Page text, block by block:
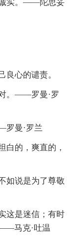
诚实。——陀思妥
良心的谴责。
。——罗曼·罗
罗曼·罗兰
白的，爽直的，
如说是为了尊敬
这是迷信；有时
马克·吐温